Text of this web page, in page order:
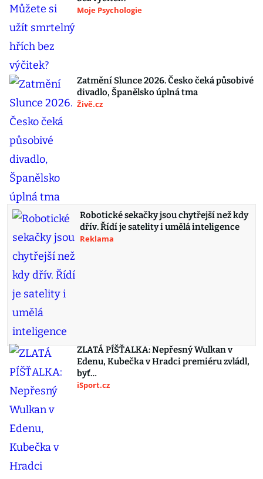
Moje Psychologie
Zatmění Slunce 2026. Česko čeká působivé
divadlo, Španělsko úplná tma
Živě.cz
Robotické sekačky jsou chytřejší než kdy
dřív. Řídí je satelity i umělá inteligence
Reklama
ZLATÁ PÍŠŤALKA: Nepřesný Wulkan v
Edenu, Kubečka v Hradci premiéru zvládl,
byť…
iSport.cz